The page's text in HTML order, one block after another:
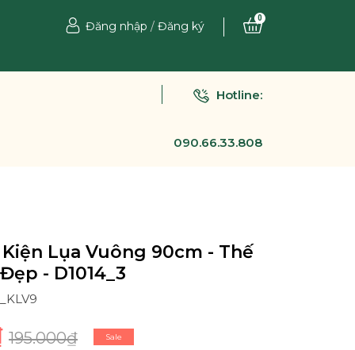
Đăng nhập / Đăng ký
0
Hotline:
090.66.33.808
Lụa Vuông 90cm - Thế
- D1014_3
195.000₫ Sale